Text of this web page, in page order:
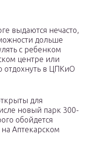
выдаются нечасто,
дольше
с ребенком
центре или
отдохнуть в ЦПКиО
для
новый парк 300-
обойдется
Аптекарском